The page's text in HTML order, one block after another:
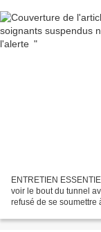
ENTRETIEN
voir le bout du tunnel
refusé de se soumettre